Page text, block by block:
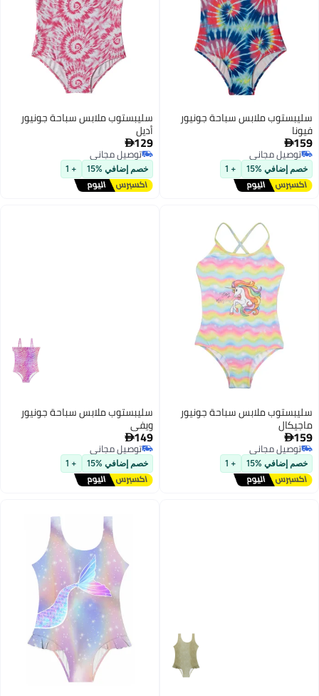
سليبستوب ملابس سباحة جونيور
فيونا
159
توصيل مجاني
توصيل مجاني
خصم إضافي %15 + 1
سليبستوب ملابس سباحة جونيور
أديل
129
توصيل مجاني
توصيل مجاني
خصم إضافي %15 + 1
سليبستوب ملابس سباحة جونيور
ماجيكال
159
توصيل مجاني
توصيل مجاني
خصم إضافي %15 + 1
سليبستوب ملابس سباحة جونيور
ويفي
149
توصيل مجاني
توصيل مجاني
خصم إضافي %15 + 1